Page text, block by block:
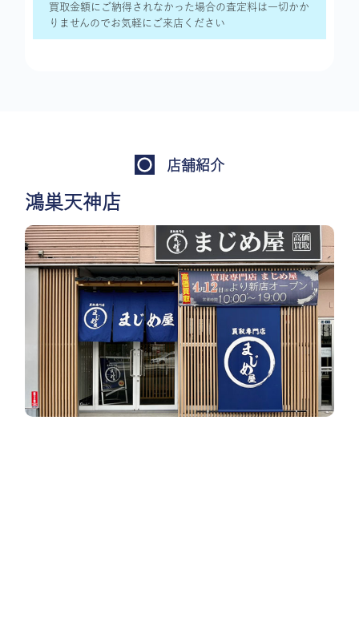
買取金額にご納得されなかった場合の査定料は一切かか
りませんのでお気軽にご来店ください
店舗紹介
鴻巣天神店